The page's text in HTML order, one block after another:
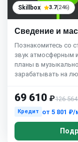
Skillbox 3.7(246)
Сведение и
Познакомитесь со
звук атмосферным
планы в
зарабатывать на
69 610 ₽126 564
Кредит
от 5 801 ₽/